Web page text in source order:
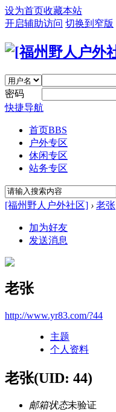
设为首页收藏本站
开启辅助访问 切换到窄版
密码
快捷导航
首页BBS
户外专区
休闲专区
站务专区
[福州野人户外社区] › 老张
加为好友
发送消息
老张
http://www.yr83.com/?44
主题
个人资料
老张(UID: 44)
邮箱状态未验证